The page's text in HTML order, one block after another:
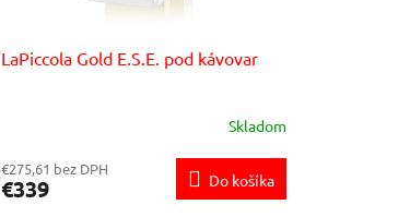
LaPiccola Gold E.S.E. pod kávovar
Skladom
€275,61 bez DPH
€339 Do košíka